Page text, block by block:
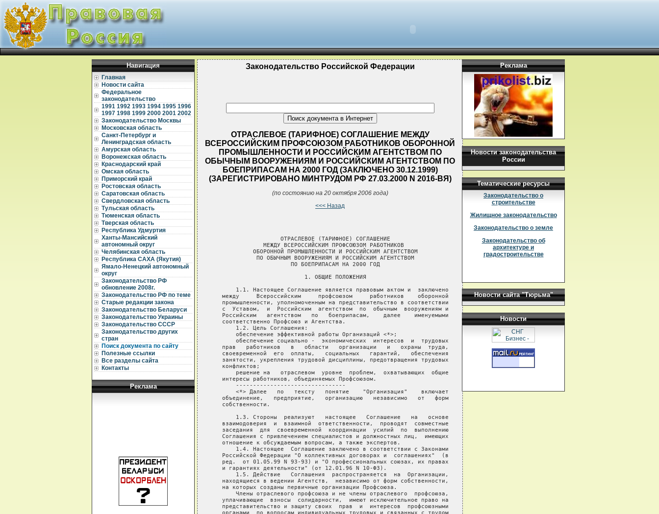
Навигация
Главная
Новости сайта
Федеральное
законодательство
1991 1992 1993 1994 1995 1996
1997 1998 1999 2000 2001 2002
Законодательство Москвы
Московская область
Санкт-Петербург и
Ленинградская область
Амурская область
Воронежская область
Краснодарский край
Омская область
Приморский край
Ростовская область
Саратовская область
Свердловская область
Тульская область
Тюменская область
Тверская область
Республика Удмуртия
Ханты-Мансийский
автономный округ
Челябинская область
Республика САХА (Якутия)
Ямало-Ненецкий автономный
округ
Законодательство РФ
обновление 2008г.
Законодательство РФ по теме
Старые редакции закона
Законодательство Беларуси
Законодательство Украины
Законодательство СССР
Законодательство других
стран
Поиск документа по сайту
Полезные ссылки
Все разделы сайта
Контакты
Реклама
Законодательство Российской Федерации
ОТРАСЛЕВОЕ (ТАРИФНОЕ) СОГЛАШЕНИЕ МЕЖДУ
ВСЕРОССИЙСКИМ ПРОФСОЮЗОМ РАБОТНИКОВ ОБОРОННОЙ
ПРОМЫШЛЕННОСТИ И РОССИЙСКИМ АГЕНТСТВОМ ПО
ОБЫЧНЫМ ВООРУЖЕНИЯМ И РОССИЙСКИМ АГЕНТСТВОМ ПО
БОЕПРИПАСАМ НА 2000 ГОД (ЗАКЛЮЧЕНО 30.12.1999)
(ЗАРЕГИСТРИРОВАНО МИНТРУДОМ РФ 27.03.2000 N 2016-ВЯ)
(по состоянию на 20 октября 2006 года)
<<< Назад
Реклама
Новости законодательства
России
Тематические ресурсы
Законодательство о
строительстве
Жилищное законодательство
Законодательство о земле
Законодательство об
архитектуре и
градостроительстве
Новости сайта "Тюрьма"
Новости